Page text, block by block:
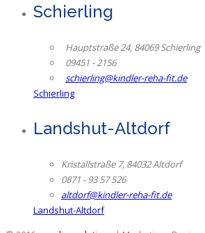
Schierling
Hauptstraße 24, 84069 Schierling
09451 - 2156
schierling@kindler-reha-fit.de
Schierling
Landshut-Altdorf
Kristallstraße 7, 84032 Altdorf
0871 - 93 57 526
altdorf@kindler-reha-fit.de
Landshut-Altdorf